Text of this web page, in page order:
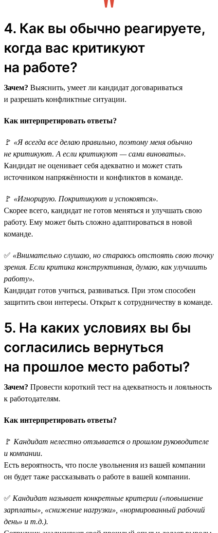
4. Как вы обычно реагируете,
когда вас критикуют
на работе?
Зачем? Выяснить, умеет ли кандидат договариваться
и разрешать конфликтные ситуации.
Как интерпретировать ответы?
🚩 «Я всегда все делаю правильно, поэтому меня обычно
не критикуют. А если критикуют — сами виноваты».
Кандидат не оценивает себя адекватно и может стать
источником напряжённости и конфликтов в команде.
🚩 «Игнорирую. Покритикуют и успокоятся».
Скорее всего, кандидат не готов меняться и улучшать свою
работу. Ему может быть сложно адаптироваться в новой
команде.
✅ «Внимательно слушаю, но стараюсь отстоять свою точку
зрения. Если критика конструктивная, думаю, как улучшить
работу».
Кандидат готов учиться, развиваться. При этом способен
защитить свои интересы. Открыт к сотрудничеству в команде.
5. На каких условиях вы бы
согласились вернуться
на прошлое место работы?
Зачем? Провести короткий тест на адекватность и лояльность
к работодателям.
Как интерпретировать ответы?
🚩 Кандидат нелестно отзывается о прошлом руководителе
и компании.
Есть вероятность, что после увольнения из вашей компании
он будет таже рассказывать о работе в вашей компании.
✅ Кандидат называет конкретные критерии («повышение
зарплаты», «снижение нагрузки», «нормированный рабочий
день» и т.д.).